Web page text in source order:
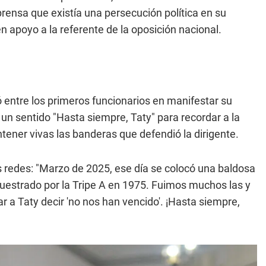
que existía una persecución política en su
apoyo a la referente de la oposición nacional.
entre los primeros funcionarios en manifestar su
sentido "Hasta siempre, Taty" para recordar a la
vivas las banderas que defendió la dirigente.
"Marzo de 2025, ese día se colocó una baldosa
por la Tripe A en 1975. Fuimos muchos las y
a Taty decir 'no nos han vencido'. ¡Hasta siempre,